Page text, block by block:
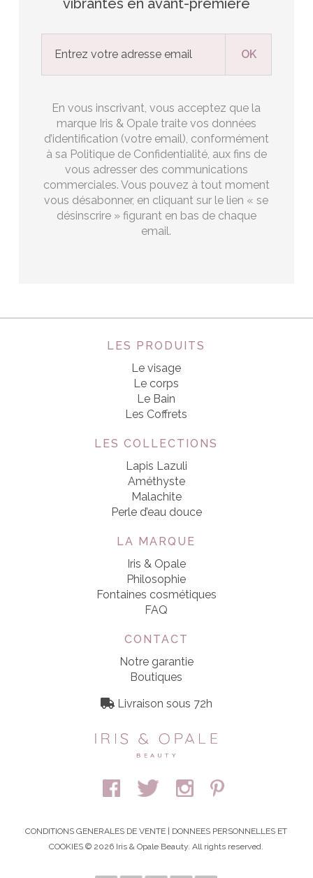
En vous inscrivant, vous acceptez que la
marque Iris & Opale traite vos données
d’identification (votre email), conformément
à sa Politique de Confidentialité, aux fins de
vous adresser des communications
commerciales. Vous pouvez à tout moment
vous désabonner, en cliquant sur le lien « se
désinscrire » figurant en bas de chaque
email.
LES PRODUITS
Le visage
Le corps
Le Bain
Les Coffrets
LES COLLECTIONS
Lapis Lazuli
Améthyste
Malachite
Perle d’eau douce
LA MARQUE
Iris & Opale
Philosophie
Fontaines cosmétiques
FAQ
CONTACT
Notre garantie
Boutiques
Livraison sous 72h
CONDITIONS GENERALES DE VENTE
DONNEES PERSONNELLES ET
COOKIES © 2026 Iris & Opale Beauty. All rights reserved.